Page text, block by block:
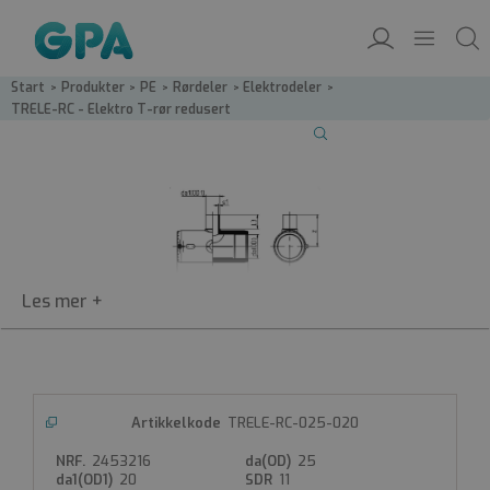
Start / Produkter / PE / Rørdeler / Elektrodeler /
TRELE-RC - Elektro T-rør redusert
PE100-RC Elektro T-Rør med
redusert utløp
TRELE-A
TRELE-RC-025-020
2453216
25
20
11